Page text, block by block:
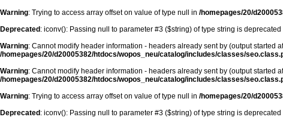
Warning: Trying to access array offset on value of type null in /homepages/20/
Deprecated : iconv(): Passing null to parameter #3 ($string) of type string is deprecated
Warning: Cannot modify header information - headers already sent by (output
/homepages/20/d20005382/htdocs/wopos_neu/catalog/includes/classes/
Warning: Cannot modify header information - headers already sent by (output
/homepages/20/d20005382/htdocs/wopos_neu/catalog/includes/classes/
Warning: Trying to access array offset on value of type null in /homepages/20/
Deprecated : iconv(): Passing null to parameter #3 ($string) of type string is deprecated